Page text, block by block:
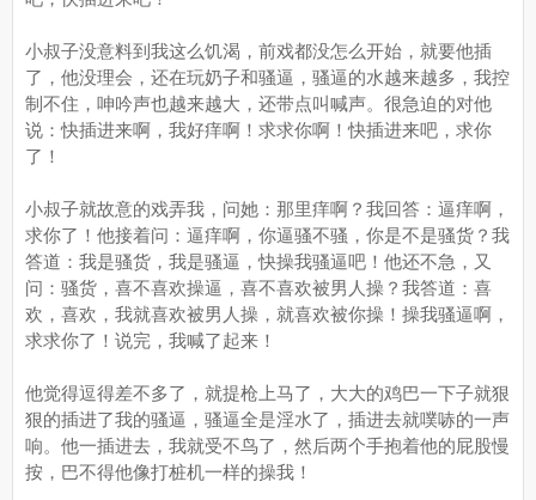
小叔子没意料到我这么饥渴，前戏都没怎么开始，就要他插
了，他没理会，还在玩奶子和骚逼，骚逼的水越来越多，我控
制不住，呻吟声也越来越大，还带点叫喊声。很急迫的对他
说：快插进来啊，我好痒啊！求求你啊！快插进来吧，求你
了！
小叔子就故意的戏弄我，问她：那里痒啊？我回答：逼痒啊，
求你了！他接着问：逼痒啊，你逼骚不骚，你是不是骚货？我
答道：我是骚货，我是骚逼，快操我骚逼吧！他还不急，又
问：骚货，喜不喜欢操逼，喜不喜欢被男人操？我答道：喜
欢，喜欢，我就喜欢被男人操，就喜欢被你操！操我骚逼啊，
求求你了！说完，我喊了起来！
他觉得逗得差不多了，就提枪上马了，大大的鸡巴一下子就狠
狠的插进了我的骚逼，骚逼全是淫水了，插进去就噗哧的一声
响。他一插进去，我就受不鸟了，然后两个手抱着他的屁股慢
按，巴不得他像打桩机一样的操我！